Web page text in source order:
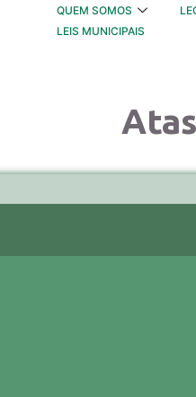
QUEM SOMOS
LEIS MUNICIPAIS